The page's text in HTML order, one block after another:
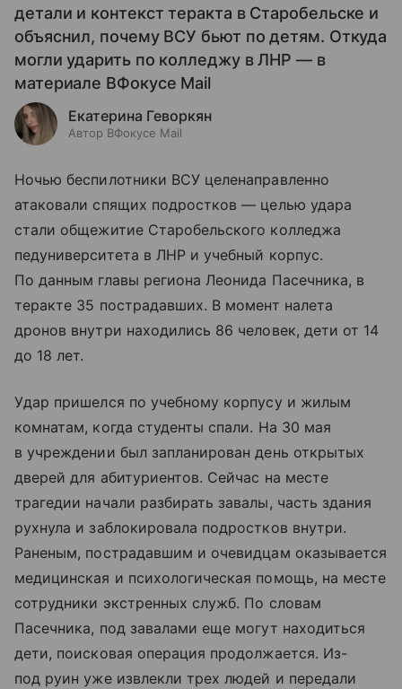
детали и контекст теракта в Старобельске и
объяснил, почему ВСУ бьют по детям. Откуда
могли ударить по колледжу в ЛНР — в
материале ВФокусе Mail
Екатерина Геворкян
Автор ВФокусе Mail
Ночью беспилотники ВСУ целенаправленно
атаковали спящих подростков — целью удара
стали общежитие Старобельского колледжа
педуниверситета в ЛНР и учебный корпус.
По данным главы региона Леонида Пасечника, в
теракте 35 пострадавших. В момент налета
дронов внутри находились 86 человек, дети от 14
до 18 лет.
Удар пришелся по учебному корпусу и жилым
комнатам, когда студенты спали. На 30 мая
в учреждении был запланирован день открытых
дверей для абитуриентов. Сейчас на месте
трагедии начали разбирать завалы, часть здания
рухнула и заблокировала подростков внутри.
Раненым, пострадавшим и очевидцам оказывается
медицинская и психологическая помощь, на месте
сотрудники экстренных служб. По словам
Пасечника, под завалами еще могут находиться
дети, поисковая операция продолжается. Из-
под руин уже извлекли трех людей и передали